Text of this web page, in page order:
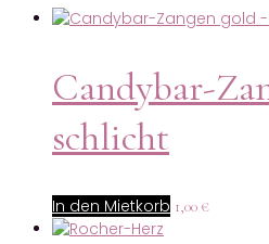
Candybar-
schlicht
In den Mietkorb 1,00 €